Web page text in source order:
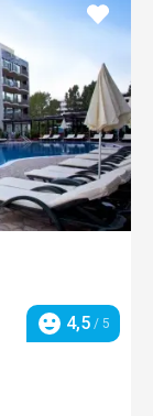
Hodnocení
4,5 / 5
Přidat
do